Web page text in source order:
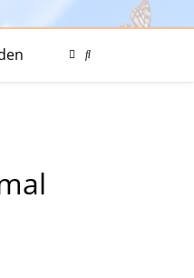
Color